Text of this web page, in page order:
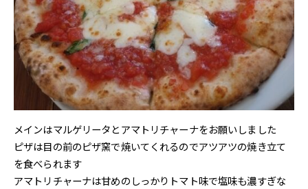
メインはマルゲリータとアマトリチャーナをお願いしました
ピザは目の前のピザ窯で焼いてくれるのでアツアツの焼き立て
を食べられます
アマトリチャーナは甘めのしっかりトマト味で塩味も濃すぎな